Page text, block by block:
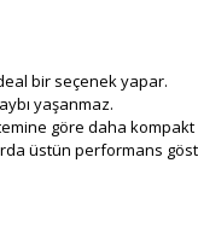
bir seçenek yapar.
yaşanmaz.
göre daha
üstün performans